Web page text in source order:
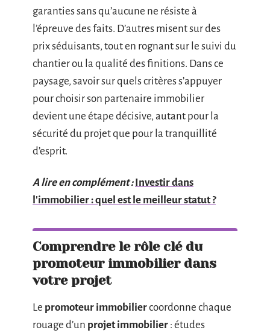
garanties sans qu’aucune ne résiste à
l’épreuve des faits. D’autres misent sur des
prix séduisants, tout en rognant sur le suivi du
chantier ou la qualité des finitions. Dans ce
paysage, savoir sur quels critères s’appuyer
pour choisir son partenaire immobilier
devient une étape décisive, autant pour la
sécurité du projet que pour la tranquillité
d’esprit.
A lire en complément : Investir dans
l'immobilier : quel est le meilleur statut ?
Comprendre le rôle clé du
promoteur immobilier dans
votre projet
Le promoteur immobiliercoordonne chaque
rouage d’un projet immobilier : études